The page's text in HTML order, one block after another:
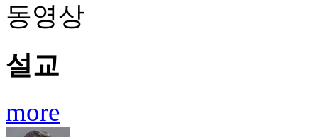
어
플
알
리
스
기
가
동영상
설교
more